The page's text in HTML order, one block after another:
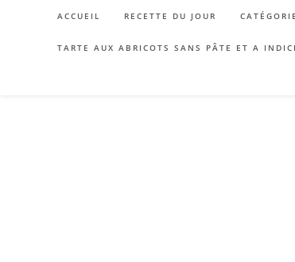
ACCUEIL RECETTE DU JOUR
TARTE AUX ABRICOTS SANS PÂTE ET A